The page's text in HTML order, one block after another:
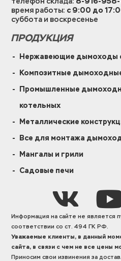
время работы: с 9:00 до
суббота и воскресенье
ПРОДУКЦИЯ
Нержавеющие дымоходы
Композитные
Промышленные
котельных
Металлические
Все для монтажа
Мангалы и грили
Садовые печи
Информация на сайте не является
соответствии со ст. 494 ГК РФ.
Уважаемые клиенты, в данный
сайта, в связи с чем не все цены
Приносим свои извинения за